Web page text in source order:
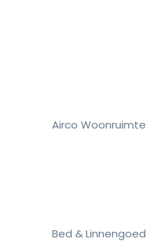
Airco Woonruimte
Bed & Linnengoed